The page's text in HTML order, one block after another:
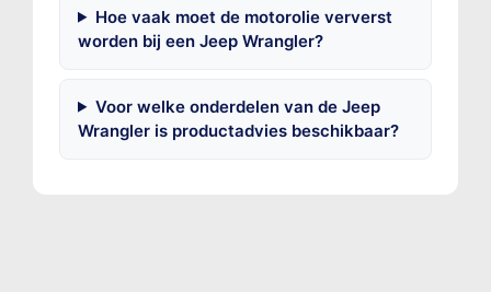
Hoe vaak moet de motorolie ververst
worden bij een Jeep Wrangler?
Voor welke onderdelen van de Jeep
Wrangler is productadvies beschikbaar?